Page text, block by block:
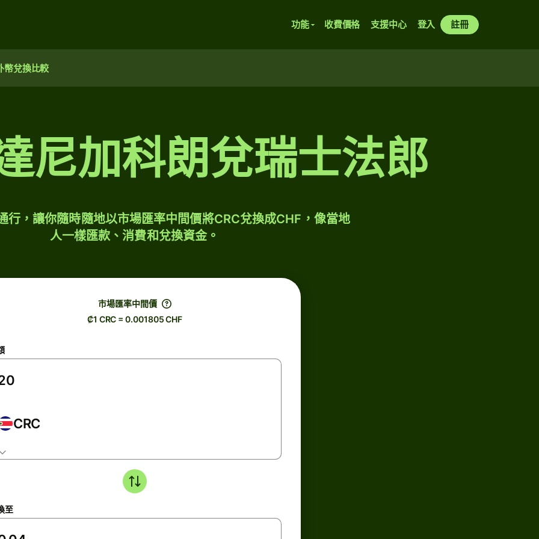
功能 收費價格 支援中心 登入 註冊
幣兌換比較
尼加科朗兌瑞士法郎
行，讓你隨時隨地以市場匯率中間價將CRC兌換成CHF，像當地
人一樣匯款、消費和兌換資金。
市場匯率中間價
₡1 CRC = 0.001805 CHF
CRC
至